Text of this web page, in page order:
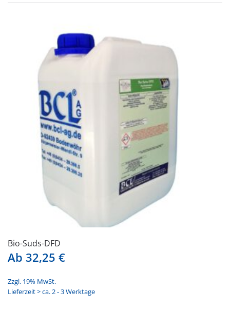
Bio-Suds-DFD
Ab 32,25 €
Zzgl. 19% MwSt.
Lieferzeit > ca. 2 - 3 Werktage